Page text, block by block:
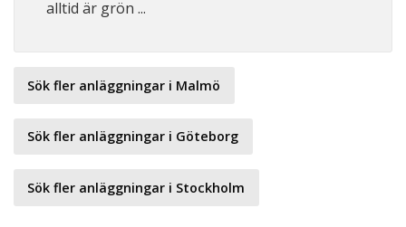
alltid är grön ...
Sök fler anläggningar i Malmö
Sök fler anläggningar i Göteborg
Sök fler anläggningar i Stockholm